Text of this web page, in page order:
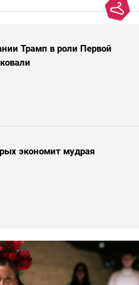
Трамп в роли Первой
экономит мудрая